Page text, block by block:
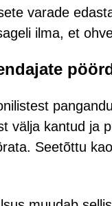
varade
ilma, et
välja kantud ja
Seetõttu